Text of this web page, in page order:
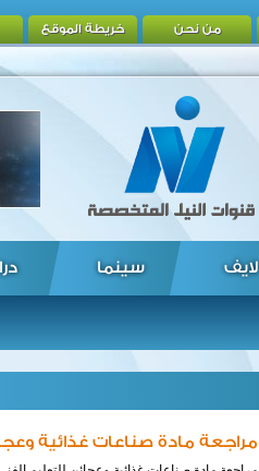
من نحن خريطة الموقع
لايف سينما
مراجعة مادة صناعات غذائية